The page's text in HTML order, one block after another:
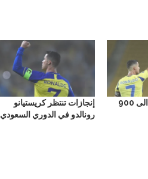
هل وصل رونالدو الى 900
إنجازات تنتظر كريستيانو
رونالدو في الدوري السعودي